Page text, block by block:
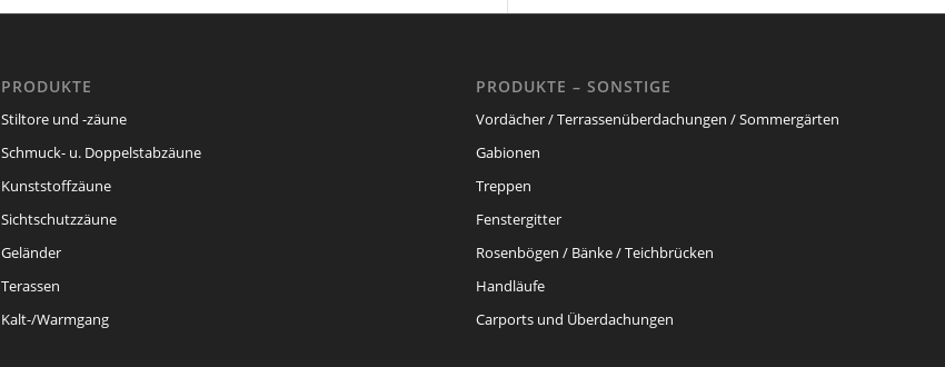
PRODUKTE
Stiltore und -zäune
Schmuck- u. Doppelstabzäune
Kunststoffzäune
Sichtschutzzäune
Geländer
Terassen
Kalt-/Warmgang
PRODUKTE – SONSTIGE
Vordächer / Terrassenüberdachungen / Sommergärten
Gabionen
Treppen
Fenstergitter
Rosenbögen / Bänke / Teichbrücken
Handläufe
Carports und Überdachungen